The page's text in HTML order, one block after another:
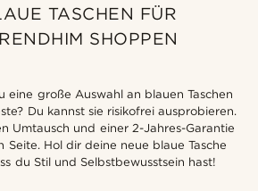
TASCHEN FÜR
SHOPPEN
eine große Auswahl an blauen Taschen
Du kannst sie risikofrei ausprobieren.
Umtausch und einer 2-Jahres-Garantie
Seite. Hol dir deine neue blaue Tasche
du Stil und Selbstbewusstsein hast!